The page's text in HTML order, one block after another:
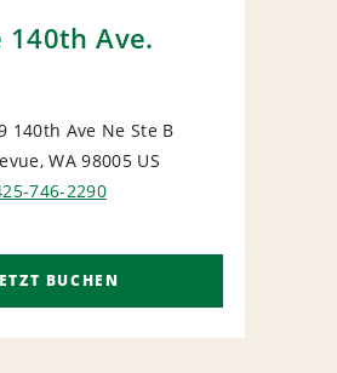
140th Ave.
140th Ave Ne Ste B
WA 98005 US
746-2290
BUCHEN